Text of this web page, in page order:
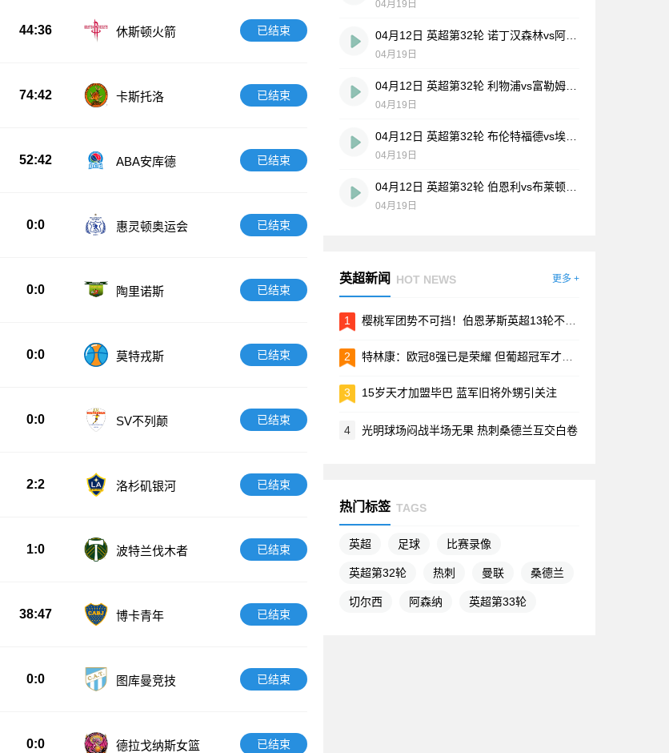
44:36 休斯顿火箭 已结束
74:42 卡斯托洛 已结束
52:42 ABA安库德 已结束
0:0 惠灵顿奥运会 已结束
0:0 陶里诺斯 已结束
0:0 莫特戎斯 已结束
0:0 SV不列颠 已结束
2:2 洛杉矶银河 已结束
1:0 波特兰伐木者 已结束
38:47 博卡青年 已结束
0:0 图库曼竞技 已结束
0:0 德拉戈纳斯女篮 已结束
04月19日
04月19日
04月19日
04月19日
04月19日
英超新闻 HOT NEWS 更多 +
1 樱桃军团势不可挡！伯恩茅斯英超13轮不败创队史新纪录
2 特林康：欧冠8强已是荣耀 但葡超冠军才是终极目标
3 15岁天才加盟毕巴 蓝军旧将外甥引关注
4 光明球场闷战半场无果 热刺桑德兰互交白卷
热门标签 TAGS
英超 足球 比赛录像
英超第32轮 热刺 曼联 桑德兰
切尔西 阿森纳 英超第33轮